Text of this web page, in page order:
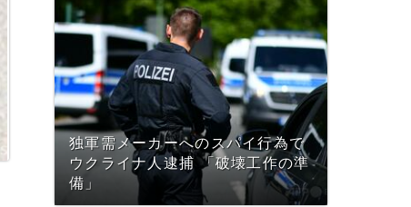
独軍需メーカーへのスパイ行為で
ウクライナ人逮捕 「破壊工作の準
備」